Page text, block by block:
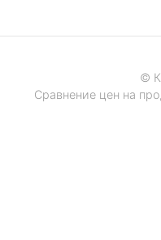
©
Сравнение цен на